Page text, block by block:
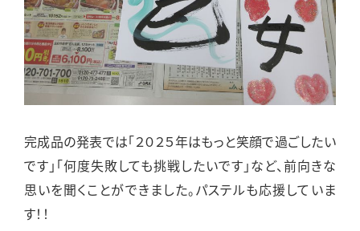
完成品の発表では「２０２５年はもっと笑顔で過ごしたい
です」「何度失敗しても挑戦したいです」など、前向きな
思いを聞くことができました。パステルも応援していま
す！！